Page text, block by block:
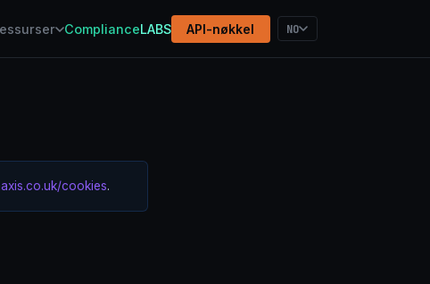
ComplianceLABS API-nøkkel NO
cookies.